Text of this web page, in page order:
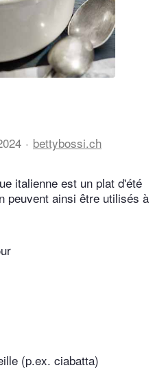
bettybossi.ch
italienne est un plat d'été
peuvent ainsi être utilisés à
(p.ex. ciabatta)